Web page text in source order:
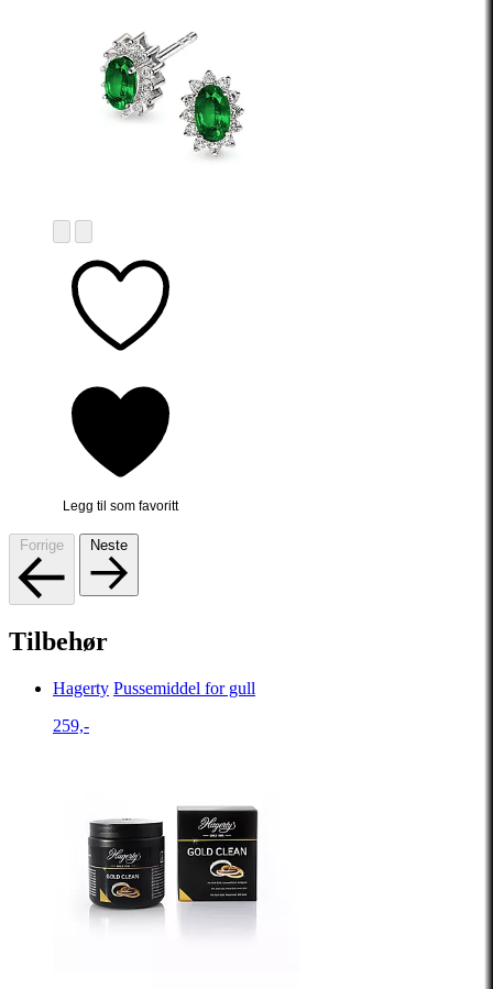
Legg til som favoritt
Forrige Neste
Tilbehør
Hagerty Pussemiddel for gull
259,-